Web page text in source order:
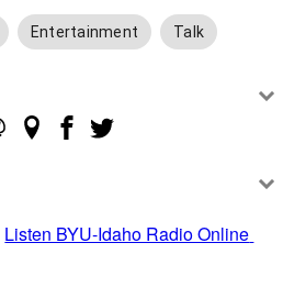
Entertainment Talk
Listen BYU-Idaho Radio Online